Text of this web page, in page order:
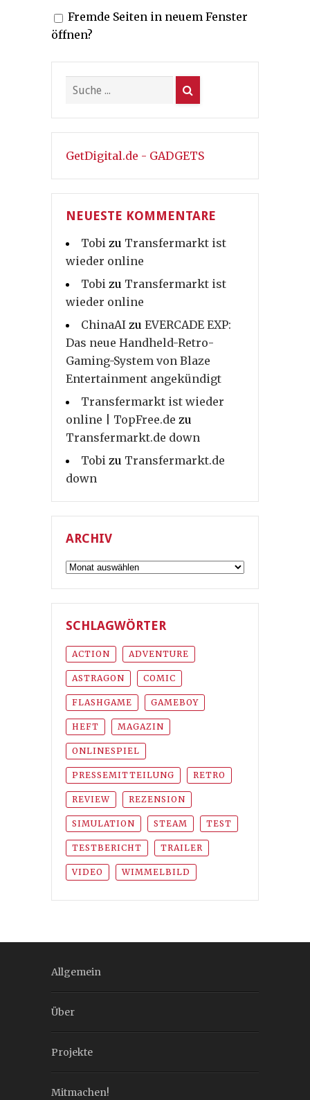
Fremde Seiten in neuem Fenster
öffnen?
GetDigital.de - GADGETS
NEUESTE KOMMENTARE
Tobi zu Transfermarkt ist
wieder online
Tobi zu Transfermarkt ist
wieder online
ChinaAI zu EVERCADE EXP:
Das neue Handheld-Retro-
Gaming-System von Blaze
Entertainment angekündigt
Transfermarkt ist wieder
online | TopFree.de zu
Transfermarkt.de down
Tobi zu Transfermarkt.de
down
ARCHIV
Archiv
SCHLAGWÖRTER
ACTION ADVENTURE
ASTRAGON COMIC
FLASHGAME GAMEBOY
HEFT MAGAZIN
ONLINESPIEL
PRESSEMITTEILUNG RETRO
REVIEW REZENSION
SIMULATION STEAM TEST
TESTBERICHT TRAILER
VIDEO WIMMELBILD
Allgemein
Über
Projekte
Mitmachen!